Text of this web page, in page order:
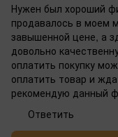
Нужен был хороший
продавалось в моем
завышенной цене, а
довольно
оплатить покупку
оплатить товар и
рекомендую данный
Ответить